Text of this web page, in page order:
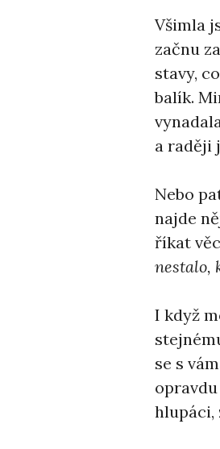
Všimla
začnu
stavy,
balík.
a raději
Nebo
najde
říkat
nestalo,
I když
se s
hlupáci,